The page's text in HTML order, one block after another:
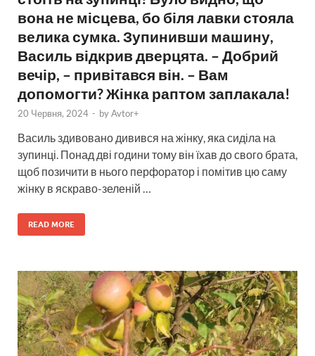
вона не місцева, бо біля лавки стояла
велика сумка. Зупинивши машину,
Василь відкрив дверцята. – Добрий
вечір, – привітався він. – Вам
допомогти? Жінка раптом заплакала!
20 Червня, 2024 - byAvtor+
Василь здивовано дивився на жінку, яка сиділа на
зупинці. Понад дві години тому він їхав до свого брата,
щоб позичити в нього перфоратор і помітив цю саму
жінку в яскраво-зеленій …
READ MORE